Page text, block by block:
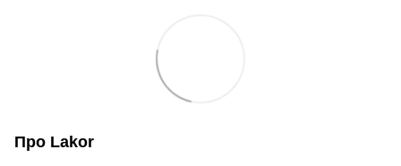
Про Lakor